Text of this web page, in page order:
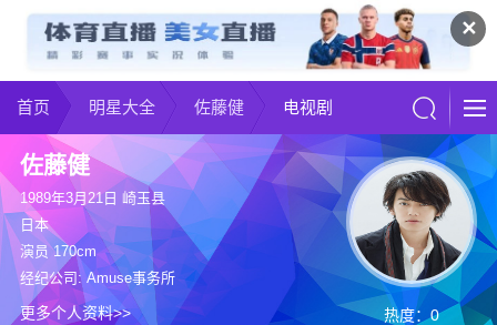
✕
首页 明星大全 佐藤健 电视剧
热度：0
佐藤健
1989年3月21日 崎玉县
日本
演员 170cm
经纪公司: Amuse事务所
更多个人资料>>